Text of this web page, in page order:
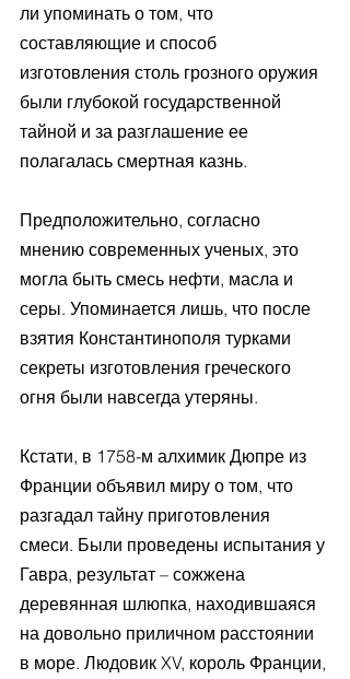
ли упоминать о том, что
составляющие и способ
изготовления столь грозного оружия
были глубокой государственной
тайной и за разглашение ее
полагалась смертная казнь.
Предположительно, согласно
мнению современных ученых, это
могла быть смесь нефти, масла и
серы. Упоминается лишь, что после
взятия Константинополя турками
секреты изготовления греческого
огня были навсегда утеряны.
Кстати, в 1758-м алхимик Дюпре из
Франции объявил миру о том, что
разгадал тайну приготовления
смеси. Были проведены испытания у
Гавра, результат – сожжена
деревянная шлюпка, находившаяся
на довольно приличном расстоянии
в море. Людовик XV, король Франции,